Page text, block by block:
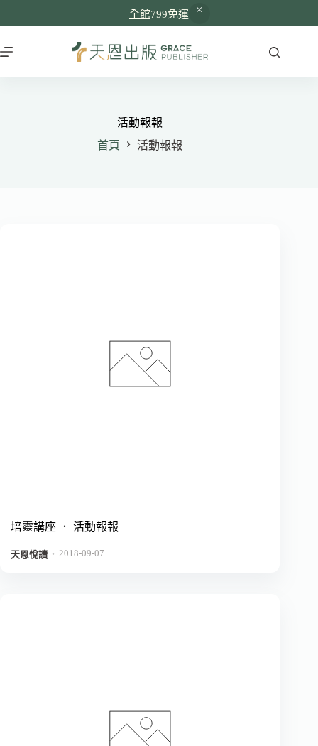
全館799免運
至
活動報報
首頁
活動報報
培靈講座 ． 活動報報
天恩悅讀 ． 2018-09-07